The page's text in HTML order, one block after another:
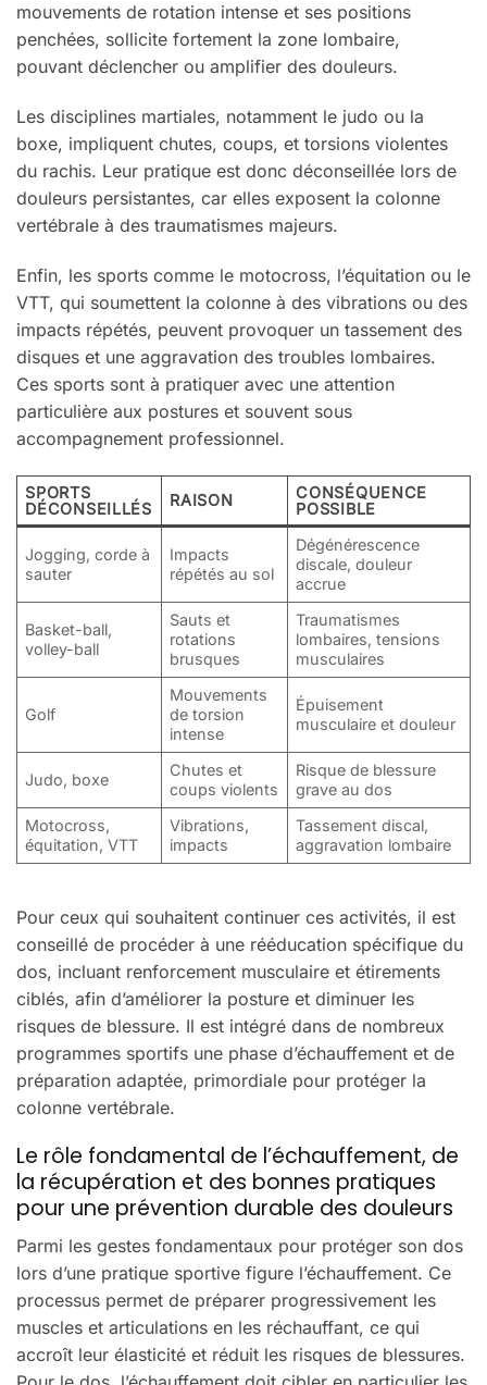
mouvements de rotation intense et ses positions
penchées, sollicite fortement la zone lombaire,
pouvant déclencher ou amplifier des douleurs.
Les disciplines martiales, notamment le judo ou la
boxe, impliquent chutes, coups, et torsions violentes
du rachis. Leur pratique est donc déconseillée lors de
douleurs persistantes, car elles exposent la colonne
vertébrale à des traumatismes majeurs.
Enfin, les sports comme le motocross, l’équitation ou le
VTT, qui soumettent la colonne à des vibrations ou des
impacts répétés, peuvent provoquer un tassement des
disques et une aggravation des troubles lombaires.
Ces sports sont à pratiquer avec une attention
particulière aux postures et souvent sous
accompagnement professionnel.
SPORTS
DÉCONSEILLÉS
RAISON
CONSÉQUENCE
POSSIBLE
Jogging, corde à
sauter
Impacts
répétés au sol
Dégénérescence
discale, douleur
accrue
Basket-ball,
volley-ball
Sauts et
rotations
brusques
Traumatismes
lombaires, tensions
musculaires
Golf
Mouvements
de torsion
intense
Épuisement
musculaire et douleur
Judo, boxe
Chutes et
coups violents
Risque de blessure
grave au dos
Motocross,
équitation, VTT
Vibrations,
impacts
Tassement discal,
aggravation lombaire
Pour ceux qui souhaitent continuer ces activités, il est
conseillé de procéder à une rééducation spécifique du
dos, incluant renforcement musculaire et étirements
ciblés, afin d’améliorer la posture et diminuer les
risques de blessure. Il est intégré dans de nombreux
programmes sportifs une phase d’échauffement et de
préparation adaptée, primordiale pour protéger la
colonne vertébrale.
Le rôle fondamental de l’échauffement, de
la récupération et des bonnes pratiques
pour une prévention durable des douleurs
Parmi les gestes fondamentaux pour protéger son dos
lors d’une pratique sportive figure l’échauffement. Ce
processus permet de préparer progressivement les
muscles et articulations en les réchauffant, ce qui
accroît leur élasticité et réduit les risques de blessures.